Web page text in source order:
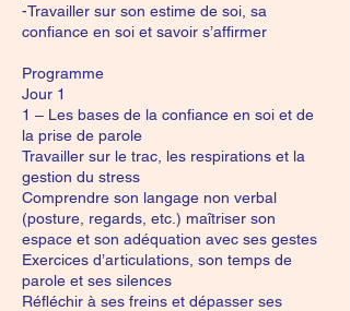
-Travailler sur son estime de soi, sa
confiance en soi et savoir s’affirmer
Programme
Jour 1
1 – Les bases de la confiance en soi et de
la prise de parole
Travailler sur le trac, les respirations et la
gestion du stress
Comprendre son langage non verbal
(posture, regards, etc.) maîtriser son
espace et son adéquation avec ses gestes
Exercices d’articulations, son temps de
parole et ses silences
Réfléchir à ses freins et dépasser ses